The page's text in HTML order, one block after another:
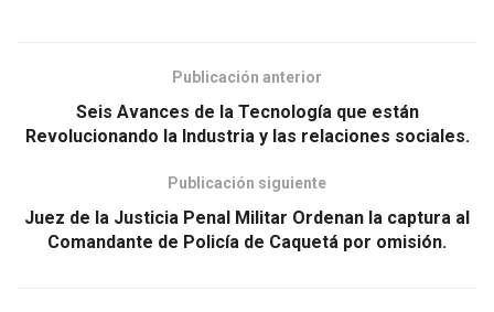
Publicación anterior
Seis Avances de la Tecnología que están
Revolucionando la Industria y las relaciones sociales.
Publicación siguiente
Juez de la Justicia Penal Militar Ordenan la captura al
Comandante de Policía de Caquetá por omisión.